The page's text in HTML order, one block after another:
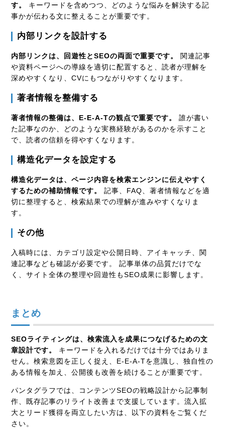
す。
キーワードを含めつつ、どのような悩みを解決する記
事かが伝わる文に整えることが重要です。
内部リンクを設計する
内部リンクは、回遊性とSEOの両面で重要です。
関連記事
や資料ページへの導線を適切に配置すると、読者が理解を
深めやすくなり、CVにもつながりやすくなります。
著者情報を整備する
著者情報の整備は、E-E-A-Tの観点で重要です。
誰が書い
た記事なのか、どのような実務経験があるのかを示すこと
で、読者の信頼を得やすくなります。
構造化データを設定する
構造化データは、ページ内容を検索エンジンに伝えやすく
するための補助情報です。
記事、FAQ、著者情報などを適
切に整理すると、検索結果での理解が進みやすくなりま
す。
その他
入稿時には、カテゴリ設定や公開日時、アイキャッチ、関
連記事なども確認が必要です。 記事単体の品質だけでな
く、サイト全体の整理や回遊性もSEO成果に影響します。
まとめ
SEOライティングは、検索流入を成果につなげるための文
章設計です。
キーワードを入れるだけでは十分ではありま
せん。検索意図を正しく捉え、E-E-A-Tを意識し、独自性の
ある情報を加え、公開後も改善を続けることが重要です。
パンタグラフでは、コンテンツSEOの戦略設計から記事制
作、既存記事のリライト改善まで支援しています。流入拡
大とリード獲得を両立したい方は、以下の資料をご覧くだ
さい。